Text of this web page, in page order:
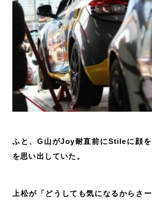
ふと、G山がJoy耐直前にStileに顔
を思い出していた。
上松が「どうしても気になるからさ